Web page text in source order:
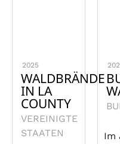
2025
WALDBRÄNDE
IN LA
COUNTY
VEREINIGTE
STAATEN
Im